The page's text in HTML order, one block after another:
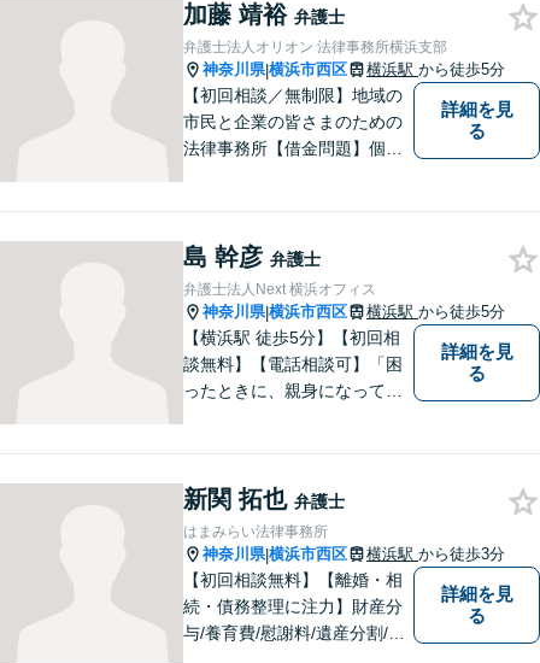
誠心誠意対応いたします。
【初回相談45分無料】【完全
個室で対応】
加藤 靖裕 弁護士
弁護士法人オリオン 法律事務所横浜支部
神奈川県|横浜市西区 横浜駅 から徒歩5分
【初回相談／無制限】地域の
市民と企業の皆さまのための
法律事務所【借金問題】個
料診断サービスを実施してい
ます【夜間・休日面談】【完
全個室】【横浜駅5分】
詳細を見
る
島 幹彦 弁護士
弁護士法人Next 横浜オフィス
神奈川県|横浜市西区 横浜駅 から徒歩5分
【横浜駅 徒歩5分】【初回相
談無料】【電話相談可】「困
ったときに、親身になってく
で悩まずまずはお気軽にご相
談ください。
詳細を見
る
新関 拓也 弁護士
はまみらい法律事務所
神奈川県|横浜市西区 横浜駅 から徒歩3分
【初回相談無料】【離婚・相
続・債務整理に注力】財産分
与/養育費/慰謝料/遺産分割/遺
詳細を見
る